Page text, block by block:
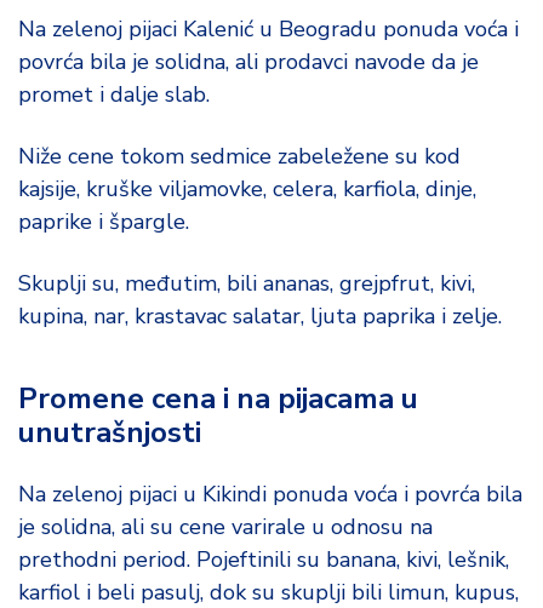
Na zelenoj pijaci Kalenić u Beogradu ponuda voća i
povrća bila je solidna, ali prodavci navode da je
promet i dalje slab.
Niže cene tokom sedmice zabeležene su kod
kajsije, kruške viljamovke, celera, karfiola, dinje,
paprike i špargle.
Skuplji su, međutim, bili ananas, grejpfrut, kivi,
kupina, nar, krastavac salatar, ljuta paprika i zelje.
Promene cena i na pijacama u
unutrašnjosti
Na zelenoj pijaci u Kikindi ponuda voća i povrća bila
je solidna, ali su cene varirale u odnosu na
prethodni period. Pojeftinili su banana, kivi, lešnik,
karfiol i beli pasulj, dok su skuplji bili limun, kupus,